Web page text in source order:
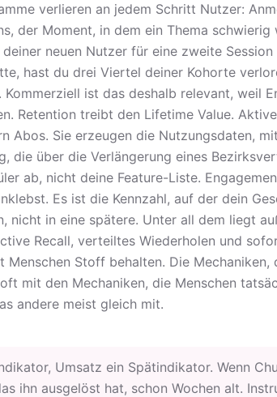
verlieren an jedem Schritt Nutzer:
der Moment, in dem ein Thema
neuen Nutzer für eine zweite
hast du drei Viertel deiner Kohorte
ist das deshalb relevant, weil
Retention treibt den Lifetime Value.
Abos. Sie erzeugen die Nutzungsdaten,
die über die Verlängerung eines
ab, nicht deine Feature-Liste.
Es ist die Kennzahl, auf der dein
nicht in eine spätere. Unter all dem liegt
Recall, verteiltes Wiederholen und
Menschen Stoff behalten. Die Mechaniken,
mit den Mechaniken, die Menschen
andere meist gleich mit.
Umsatz ein Spätindikator. Wenn
ihn ausgelöst hat, schon Wochen alt.